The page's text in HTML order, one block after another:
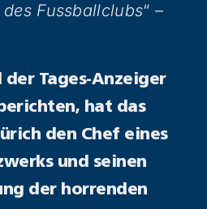
Fussballclubs“ –
der Tages-Anzeiger
hat das
den Chef eines
und seinen
der horrenden